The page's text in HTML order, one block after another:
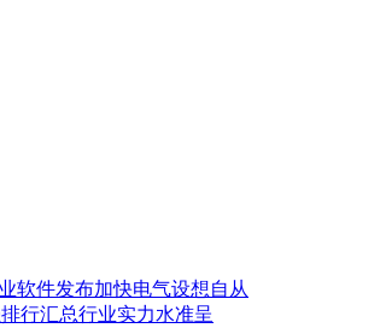
软件发布加快电气设想自从
行汇总行业实力水准呈